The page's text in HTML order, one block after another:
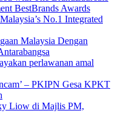
BestBrands Awards
No.1 Integrated
Malaysia Dengan
perlawanan amal
– PKIPN Gesa KPKT
Liow di Majlis PM,